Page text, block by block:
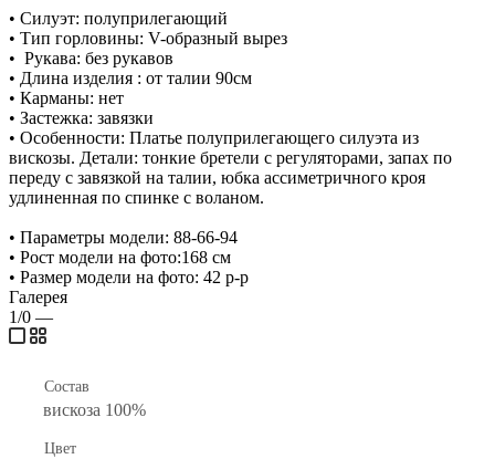
• Силуэт: полуприлегающий
• Тип горловины: V-образный вырез
• Рукава: без рукавов
• Длина изделия : от талии 90см
• Карманы: нет
• Застежка: завязки
• Особенности: Платье полуприлегающего силуэта из
вискозы. Детали: тонкие бретели с регуляторами, запах по
переду с завязкой на талии, юбка ассиметричного кроя
удлиненная по спинке с воланом.
• Параметры модели: 88-66-94
• Рост модели на фото:168 см
• Размер модели на фото: 42 р-р
Галерея
1/0 —
Состав
вискоза 100%
Цвет